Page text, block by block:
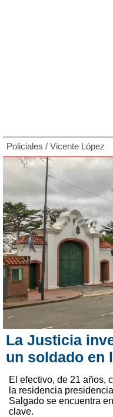
Policiales / Vicente López
La Justicia
un soldado en
El efectivo, de 21 años,
la residencia
Salgado se encuentra
clave.